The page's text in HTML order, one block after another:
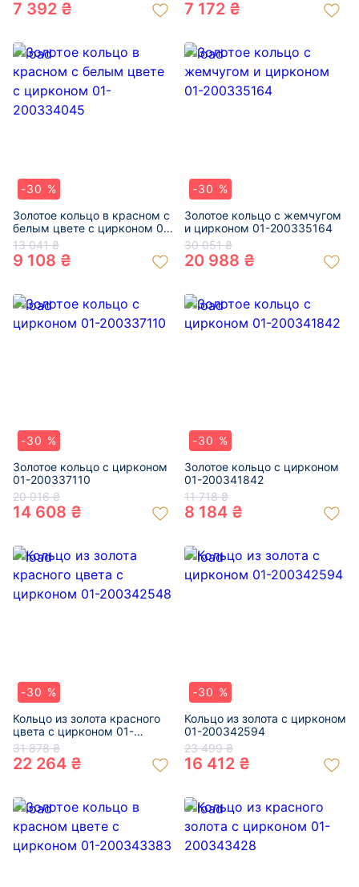
7 392 ₴ 7 172 ₴
-30 %
Золотое кольцо в красном с
белым цвете с цирконом 01-
200334045
13 041 ₴
9 108 ₴
-30 %
Золотое кольцо с жемчугом
и цирконом 01-200335164
30 051 ₴
20 988 ₴
-30 %
Золотое кольцо с цирконом
01-200337110
20 916 ₴
14 608 ₴
-30 %
Золотое кольцо с цирконом
01-200341842
11 718 ₴
8 184 ₴
-30 %
Кольцо из золота красного
цвета с цирконом 01-
200342548
31 878 ₴
22 264 ₴
-30 %
Кольцо из золота с цирконом
01-200342594
23 499 ₴
16 412 ₴